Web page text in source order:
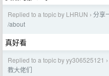
Replied to a topic by LHRUN › 分享
/about
真好看
Replied to a topic by yy306525121 ›
教大佬们